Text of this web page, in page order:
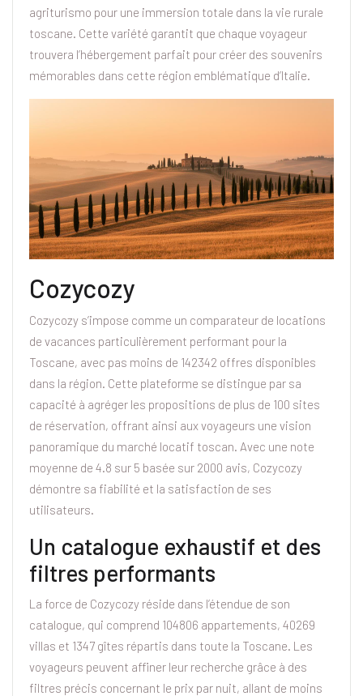
agriturismo pour une immersion totale dans la vie rurale
toscane. Cette variété garantit que chaque voyageur
trouvera l’hébergement parfait pour créer des souvenirs
mémorables dans cette région emblématique d’Italie.
Cozycozy
Cozycozy s’impose comme un comparateur de locations
de vacances particulièrement performant pour la
Toscane, avec pas moins de 142342 offres disponibles
dans la région. Cette plateforme se distingue par sa
capacité à agréger les propositions de plus de 100 sites
de réservation, offrant ainsi aux voyageurs une vision
panoramique du marché locatif toscan. Avec une note
moyenne de 4.8 sur 5 basée sur 2000 avis, Cozycozy
démontre sa fiabilité et la satisfaction de ses
utilisateurs.
Un catalogue exhaustif et des
filtres performants
La force de Cozycozy réside dans l’étendue de son
catalogue, qui comprend 104806 appartements, 40269
villas et 1347 gîtes répartis dans toute la Toscane. Les
voyageurs peuvent affiner leur recherche grâce à des
filtres précis concernant le prix par nuit, allant de moins